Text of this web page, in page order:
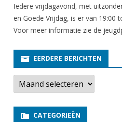
Iedere vrijdagavond, met
en Goede Vrijdag, is er van 19:00
Voor meer informatie zie de
EERDERE BERICHTEN
E
r
e
CATEGORIEËN